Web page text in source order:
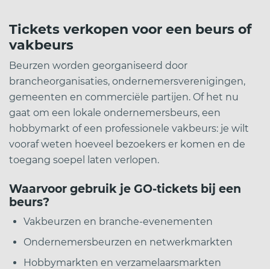
Tickets verkopen voor een beurs of
vakbeurs
Beurzen worden georganiseerd door
brancheorganisaties, ondernemersverenigingen,
gemeenten en commerciële partijen. Of het nu
gaat om een lokale ondernemersbeurs, een
hobbymarkt of een professionele vakbeurs: je wilt
vooraf weten hoeveel bezoekers er komen en de
toegang soepel laten verlopen.
Waarvoor gebruik je GO-tickets bij een
beurs?
Vakbeurzen en branche-evenementen
Ondernemersbeurzen en netwerkmarkten
Hobbymarkten en verzamelaarsmarkten